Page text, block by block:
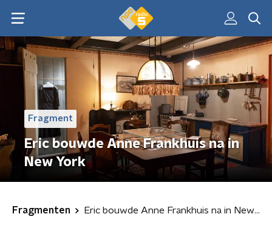
Fragment
Eric bouwde Anne Frankhuis na in
New York
Fragmenten Eric bouwde Anne Frankhuis na in New York